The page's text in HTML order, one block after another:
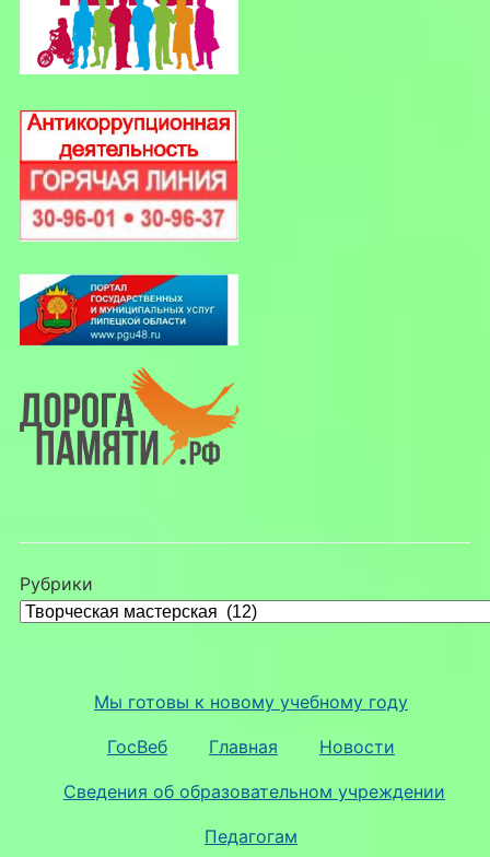
Рубрики
Мы готовы к новому учебному году
ГосВеб Главная Новости
Сведения об образовательном учреждении
Педагогам